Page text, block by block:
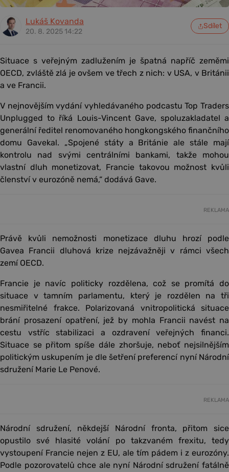
Lukáš Kovanda
20. 8. 2025 14:22
Sdílet
Situace s veřejným zadlužením je špatná napříč zeměmi
OECD, zvláště zlá je ovšem ve třech z nich: v USA, v Británii
a ve Francii.
V nejnovějším vydání vyhledávaného podcastu Top Traders
Unplugged to říká Louis-Vincent Gave, spoluzakladatel a
generální ředitel renomovaného hongkongského finančního
domu Gavekal. „Spojené státy a Británie ale stále mají
kontrolu nad svými centrálními bankami, takže mohou
vlastní dluh monetizovat, Francie takovou možnost kvůli
členství v eurozóně nemá,“ dodává Gave.
REKLAMA
Právě kvůli nemožnosti monetizace dluhu hrozí podle
Gavea Francii dluhová krize nejzávažněji v rámci všech
zemí OECD.
Francie je navíc politicky rozdělena, což se promítá do
situace v tamním parlamentu, který je rozdělen na tři
nesmiřitelné frakce. Polarizovaná vnitropolitická situace
brání prosazení opatření, jež by mohla Francii navést na
cestu vstříc stabilizaci a ozdravení veřejných financi.
Situace se přitom spíše dále zhoršuje, neboť nejsilnějším
politickým uskupením je dle šetření preferencí nyní Národní
sdružení Marie Le Penové.
REKLAMA
Národní sdružení, někdejší Národní fronta, přitom sice
opustilo své hlasité volání po takzvaném frexitu, tedy
vystoupení Francie nejen z EU, ale tím pádem i z eurozóny.
Podle pozorovatelů chce ale nyní Národní sdružení fatálně